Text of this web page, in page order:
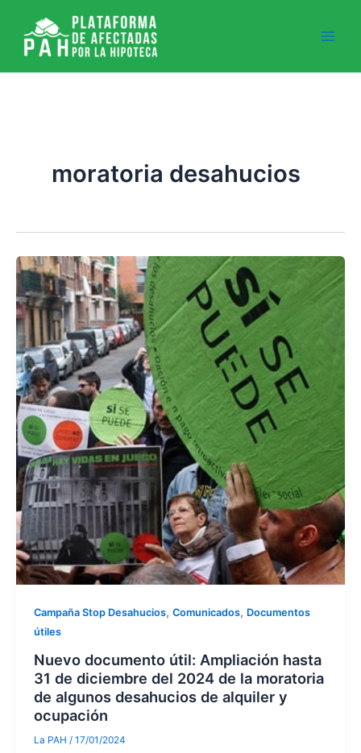
contenido
moratoria desahucios
Campaña Stop Desahucios, Comunicados, Documentos
útiles
Nuevo documento útil: Ampliación hasta
31 de diciembre del 2024 de la moratoria
de algunos desahucios de alquiler y
ocupación
La PAH / 17/01/2024